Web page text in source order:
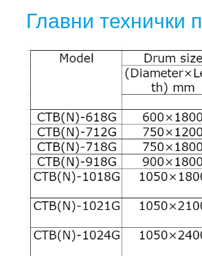
Главни технички